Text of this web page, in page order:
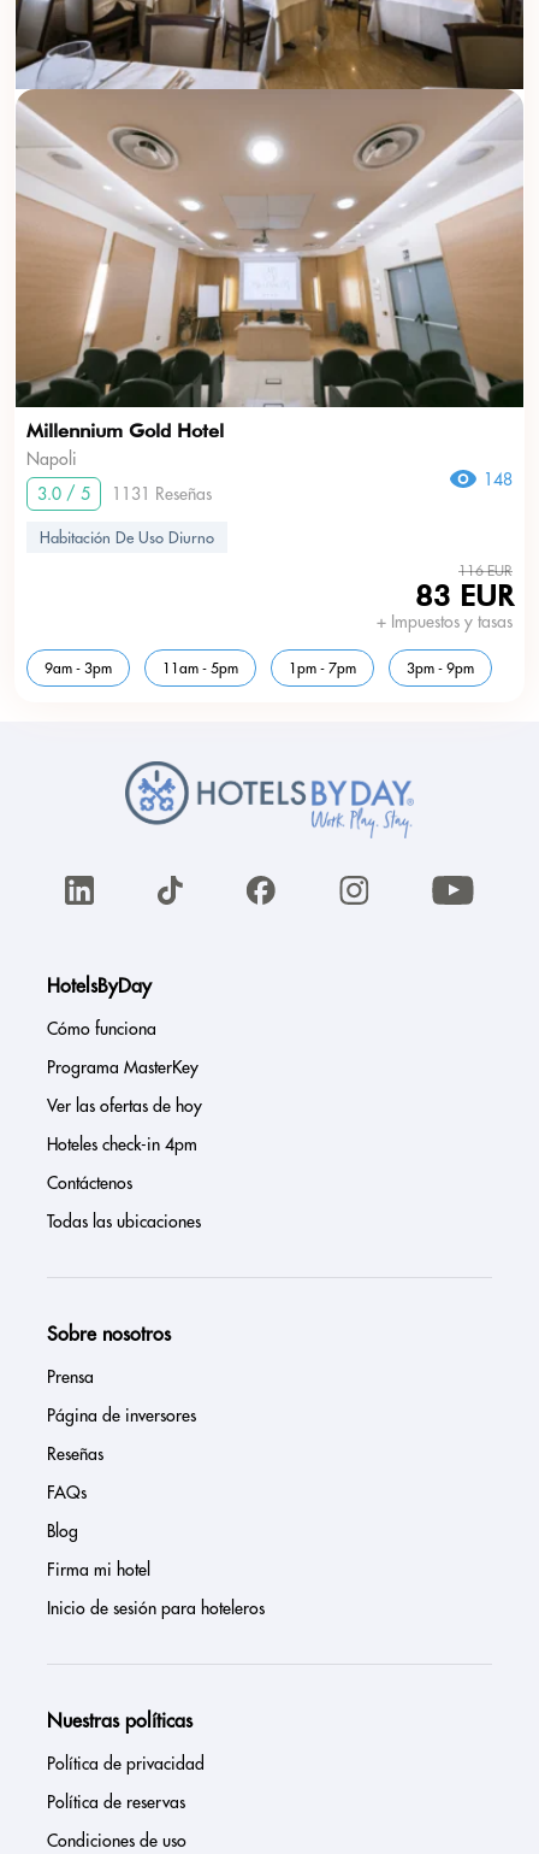
Millennium Gold Hotel
Napoli
3.0 / 5
1131 Reseñas
148
Habitación De Uso Diurno
116 EUR
83 EUR
+ Impuestos y tasas
9am - 3pm 11am - 5pm 1pm - 7pm 3pm - 9pm
HotelsByDay
Cómo funciona
Programa MasterKey
Ver las ofertas de hoy
Hoteles check-in 4pm
Contáctenos
Todas las ubicaciones
Sobre nosotros
Prensa
Página de inversores
Reseñas
FAQs
Blog
Firma mi hotel
Inicio de sesión para hoteleros
Nuestras políticas
Política de privacidad
Política de reservas
Condiciones de uso